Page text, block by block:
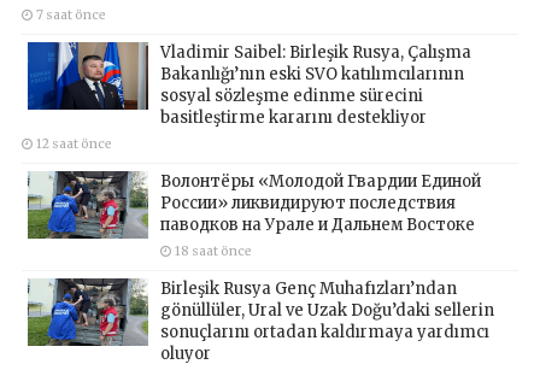
7 saat önce
Vladimir Saibel: Birleşik Rusya, Çalışma
Bakanlığı’nın eski SVO katılımcılarının
sosyal sözleşme edinme sürecini
basitleştirme kararını destekliyor
12 saat önce
Волонтёры «Молодой Гвардии Единой
России» ликвидируют последствия
паводков на Урале и Дальнем Востоке
18 saat önce
Birleşik Rusya Genç Muhafızları’ndan
gönüllüler, Ural ve Uzak Doğu’daki sellerin
sonuçlarını ortadan kaldırmaya yardımcı
oluyor